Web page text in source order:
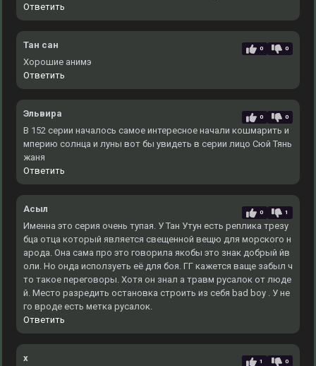
Ответить
Тан сан 0 0
Хорошие анимэ
Ответить
Эльвира 0 0
В 152 серии началось самое интересное начали кошмарить и
мперию солнца и луны вот бы увидеть в серии лицо Сюй Тянь
жаня
Ответить
Асыл 0 1
Именна это серия очень тупая. У Тан Утун есть реплика трезу
бца отца который является свещенной вещю для морского н
арода. Она сама про это говорила якобы это знак добрый йв
оли. Но онда исползуеть её для боя. ГГ кажется ваще забыл ч
то такое переговоры. Хотя он знал а травм русалок от люде
й. Место разредить остановка строить из себя bad boy . У не
го вроде есть метка русалок.
Ответить
x 1 0